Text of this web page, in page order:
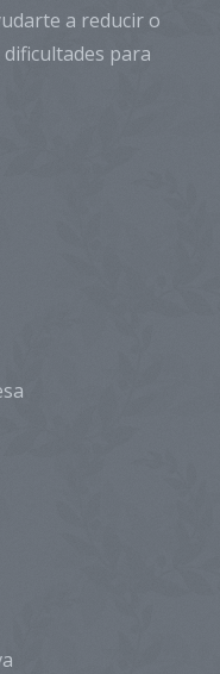
a reducir o
para